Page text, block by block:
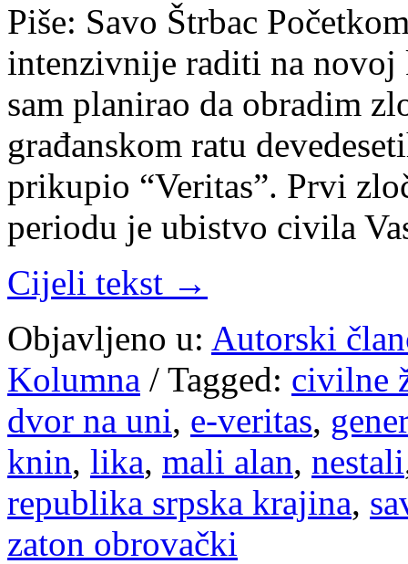
Piše: Savo Štrbac
intenzivnije raditi na
sam planirao da obradim
građanskom ratu
prikupio “Veritas”. Prvi
periodu je ubistvo civila
Cijeli tekst →
Objavljeno u: Autorski
Kolumna / Tagged: civilne
dvor na uni, e-veritas,
knin, lika, mali alan, nestali
republika srpska krajina,
zaton obrovački